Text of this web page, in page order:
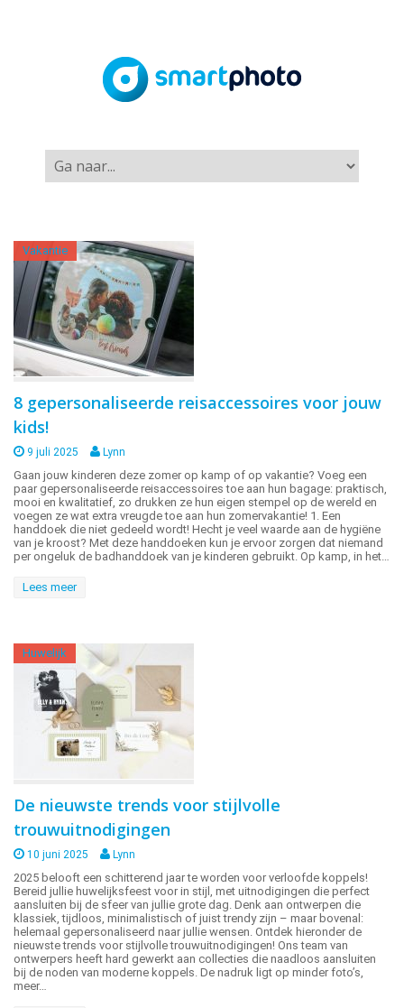
Vakantie
8 gepersonaliseerde reisaccessoires voor jouw
kids!
9 juli 2025 Lynn
Gaan jouw kinderen deze zomer op kamp of op vakantie? Voeg een
paar gepersonaliseerde reisaccessoires toe aan hun bagage: praktisch,
mooi en kwalitatief, zo drukken ze hun eigen stempel op de wereld en
voegen ze wat extra vreugde toe aan hun zomervakantie! 1. Een
handdoek die niet gedeeld wordt! Hecht je veel waarde aan de hygiëne
van je kroost? Met deze handdoeken kun je ervoor zorgen dat niemand
per ongeluk de badhanddoek van je kinderen gebruikt. Op kamp, in het…
Lees meer
Huwelijk
De nieuwste trends voor stijlvolle
trouwuitnodigingen
10 juni 2025 Lynn
2025 belooft een schitterend jaar te worden voor verloofde koppels!
Bereid jullie huwelijksfeest voor in stijl, met uitnodigingen die perfect
aansluiten bij de sfeer van jullie grote dag. Denk aan ontwerpen die
klassiek, tijdloos, minimalistisch of juist trendy zijn – maar bovenal:
helemaal gepersonaliseerd naar jullie wensen. Ontdek hieronder de
nieuwste trends voor stijlvolle trouwuitnodigingen! Ons team van
ontwerpers heeft hard gewerkt aan collecties die naadloos aansluiten
bij de noden van moderne koppels. De nadruk ligt op minder foto’s,
meer…